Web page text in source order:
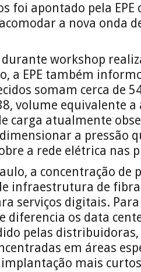
foi apontado pela
a nova onda
workshop
a EPE também
somam cerca de
volume equivalente
carga atualmente
a pressão
a rede elétrica nas
a concentração de
infraestrutura de fibra
serviços digitais.
diferencia os data
pelas distribuidoras,
em áreas
mais